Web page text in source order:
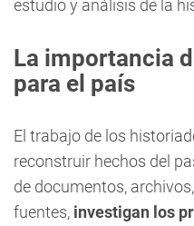
estudio y análisis de la
La importancia
para el país
El trabajo de los
reconstruir hechos del
de documentos,
fuentes, investigan los